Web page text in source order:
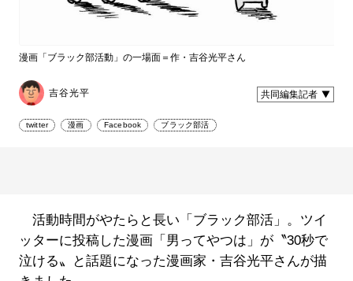
漫画「ブラック部活動」の一場面＝作・吉谷光平さん
吉谷光平 共同編集記者
twitter 漫画 Facebook ブラック部活
活動時間がやたらと長い「ブラック部活」。ツイ
ッターに投稿した漫画「男ってやつは」が〝30秒で
泣ける〟と話題になった漫画家・吉谷光平さんが描